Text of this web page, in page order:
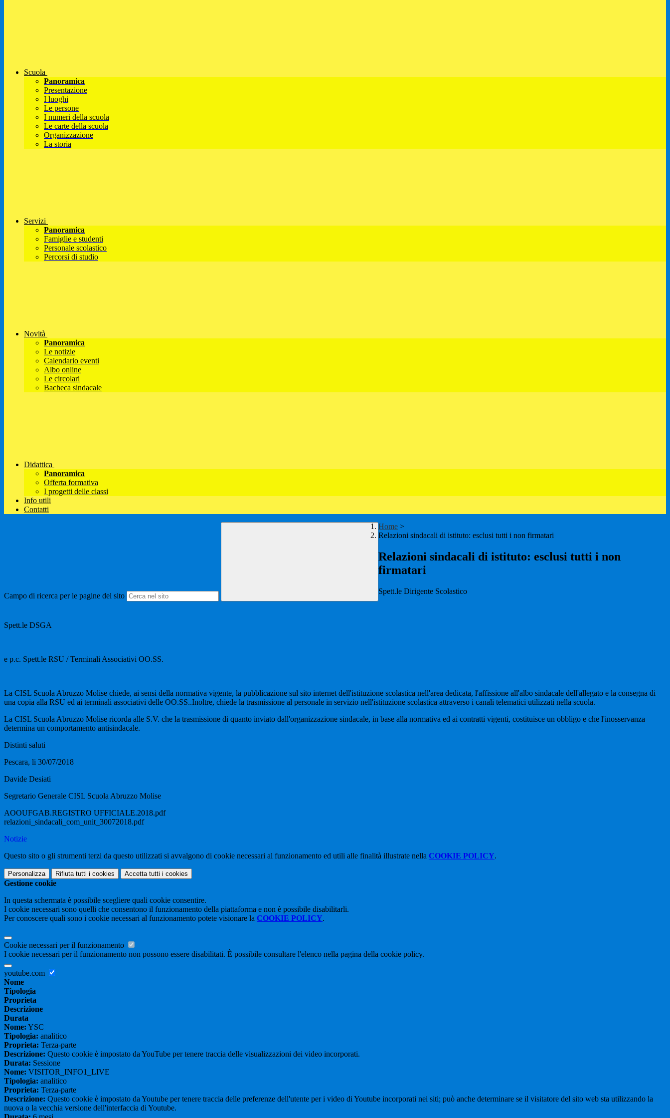
Scuola
Panoramica
Presentazione
I luoghi
Le persone
I numeri della scuola
Le carte della scuola
Organizzazione
La storia
Servizi
Panoramica
Famiglie e studenti
Personale scolastico
Percorsi di studio
Novità
Panoramica
Le notizie
Calendario eventi
Albo online
Le circolari
Bacheca sindacale
Didattica
Panoramica
Offerta formativa
I progetti delle classi
Info utili
Contatti
Campo di ricerca per le pagine del sito
Home >
Relazioni sindacali di istituto: esclusi tutti i non firmatari
Relazioni sindacali di istituto: esclusi tutti i non
firmatari
Spett.le Dirigente Scolastico
Spett.le DSGA
e p.c. Spett.le RSU / Terminali Associativi OO.SS.
La CISL Scuola Abruzzo Molise chiede, ai sensi della normativa vigente, la pubblicazione sul sito internet dell'istituzione scolastica nell'area dedicata, l'affissione all'albo sindacale dell'allegato e la consegna di
una copia alla RSU ed ai terminali associativi delle OO.SS..Inoltre, chiede la trasmissione al personale in servizio nell'istituzione scolastica attraverso i canali telematici utilizzati nella scuola.
La CISL Scuola Abruzzo Molise ricorda alle S.V. che la trasmissione di quanto inviato dall'organizzazione sindacale, in base alla normativa ed ai contratti vigenti, costituisce un obbligo e che l'inosservanza
determina un comportamento antisindacale.
Distinti saluti
Pescara, li 30/07/2018
Davide Desiati
Segretario Generale CISL Scuola Abruzzo Molise
AOOUFGAB.REGISTRO UFFICIALE.2018.pdf
relazioni_sindacali_com_unit_30072018.pdf
Notizie
Questo sito o gli strumenti terzi da questo utilizzati si avvalgono di cookie necessari al funzionamento ed utili alle finalità illustrate nella COOKIE POLICY.
Personalizza Rifiuta tutti i cookies Accetta tutti i cookies
Gestione cookie
In questa schermata è possibile scegliere quali cookie consentire.
I cookie necessari sono quelli che consentono il funzionamento della piattaforma e non è possibile disabilitarli.
Per conoscere quali sono i cookie necessari al funzionamento potete visionare la COOKIE POLICY.
Cookie necessari per il funzionamento
I cookie necessari per il funzionamento non possono essere disabilitati. È possibile consultare l'elenco nella pagina della cookie policy.
youtube.com
Nome
Tipologia
Proprieta
Descrizione
Durata
Nome: YSC
Tipologia: analitico
Proprieta: Terza-parte
Descrizione: Questo cookie è impostato da YouTube per tenere traccia delle visualizzazioni dei video incorporati.
Durata: Sessione
Nome: VISITOR_INFO1_LIVE
Tipologia: analitico
Proprieta: Terza-parte
Descrizione: Questo cookie è impostato da Youtube per tenere traccia delle preferenze dell'utente per i video di Youtube incorporati nei siti; può anche determinare se il visitatore del sito web sta utilizzando la
nuova o la vecchia versione dell'interfaccia di Youtube.